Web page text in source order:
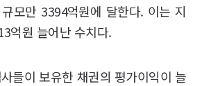
모만 3394억원에 달한다. 이는 지
억원 늘어난 수치다.
들이 보유한 채권의 평가이익이 늘